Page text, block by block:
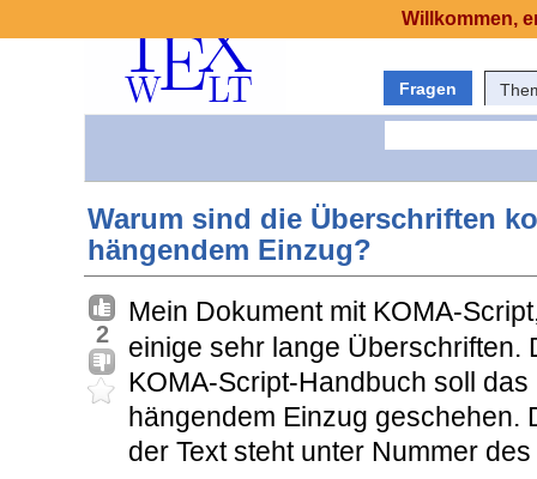
Fragen
Warum sind die Überschriften
hängendem Einzug?
2
Mein Dokument mit KOMA-
einige sehr lange Überschriften.
KOMA-Script-Handbuch soll
hängendem Einzug geschehen.
der Text steht unter Nummer
Willkommen,